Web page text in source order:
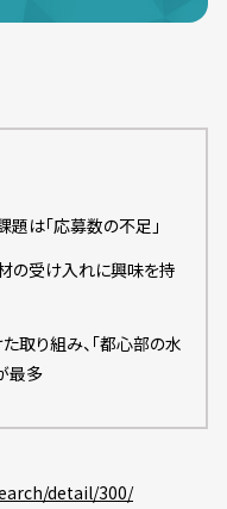
は「応募数の不足」
の受け入れに興味を持
取り組み、「都心部の水
最多
detail/300/